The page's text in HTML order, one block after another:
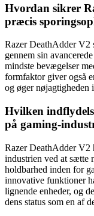
Hvordan sikrer
præcis
Razer DeathAdder V2
gennem sin
mindste bevægelser
formfaktor giver også
og øger nøjagtigheden
Hvilken
på gaming-
Razer DeathAdder V2
industrien ved at sætte
holdbarhed inden for
innovative funktioner
lignende enheder, og
dens status som en af